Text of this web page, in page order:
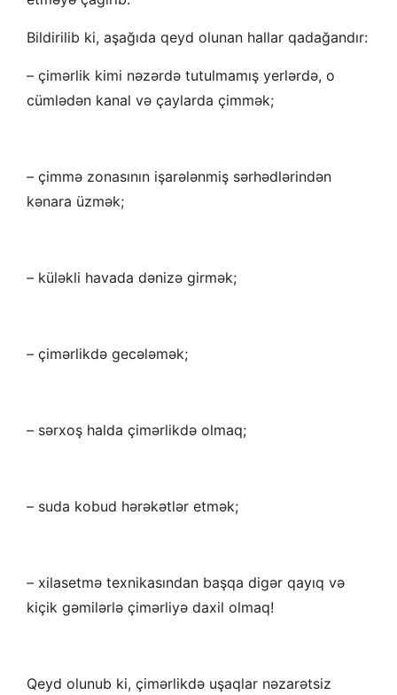
Bildirilib ki, aşağıda qeyd olunan hallar qadağandır:
– çimərlik kimi nəzərdə tutulmamış yerlərdə, o
cümlədən kanal və çaylarda çimmək;
– çimmə zonasının işarələnmiş sərhədlərindən
kənara üzmək;
– küləkli havada dənizə girmək;
– çimərlikdə gecələmək;
– sərxoş halda çimərlikdə olmaq;
– suda kobud hərəkətlər etmək;
– xilasetmə texnikasından başqa digər qayıq və
kiçik gəmilərlə çimərliyə daxil olmaq!
Qeyd olunub ki, çimərlikdə uşaqlar nəzarətsiz